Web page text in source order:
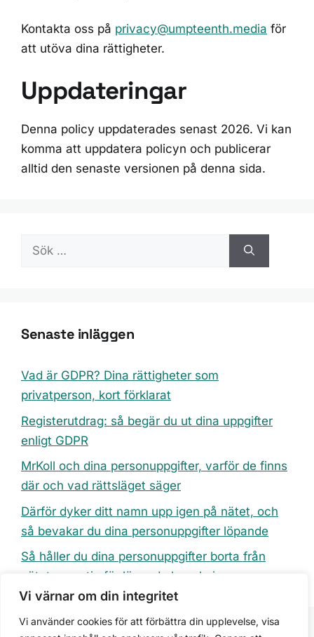
Vi värnar om din integritet
Vi använder cookies för att förbättra din upplevelse, visa
Kontakta oss på privacy@umpteenth.media för
att utöva dina rättigheter.
Uppdateringar
Denna policy uppdaterades senast 2026. Vi kan
komma att uppdatera policyn och publicerar
alltid den senaste versionen på denna sida.
Sök
Senaste inläggen
Vad är GDPR? Dina rättigheter som
privatperson, kort förklarat
Registerutdrag: så begär du ut dina uppgifter
enligt GDPR
MrKoll och dina personuppgifter, varför de finns
där och vad rättsläget säger
Därför dyker ditt namn upp igen på nätet, och
så bevakar du dina personuppgifter löpande
Så håller du dina personuppgifter borta från
nätet, en rutin för löpande bevakning